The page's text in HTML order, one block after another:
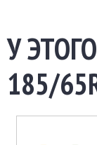
У
185/